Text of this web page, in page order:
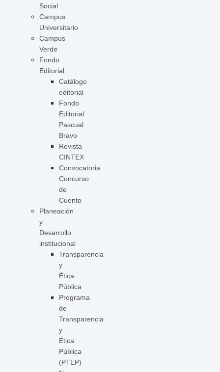
Social
Campus
Universitario
Campus
Verde
Fondo
Editorial
Catálogo
editorial
Fondo
Editorial
Pascual
Bravo
Revista
CINTEX
Convocatoria
Concurso
de
Cuento
Planeación
y
Desarrollo
institucional
Transparencia
y
Ética
Pública
Programa
de
Transparencia
y
Ética
Pública
(PTEP)